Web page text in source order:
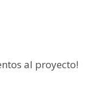
al proyecto!